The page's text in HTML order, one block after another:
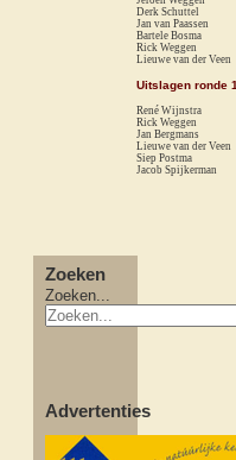
Derk Schuttel
Jan van Paassen
Bartele Bosma
Rick Weggen
Lieuwe van der Veen
Uitslagen ronde
René Wijnstra
Rick Weggen
Jan Bergmans
Lieuwe van der Veen
Siep Postma
Jacob Spijkerman
Zoeken
Zoeken...
Advertenties